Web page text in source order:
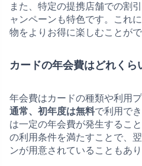
また、特定の提携店舗での割
ャンペーンも特色です。これ
物をよりお得に楽しむことがで
カードの年会費はどれくら
年会費はカードの種類や利用
通常、初年度は無料で利用で
は一定の年会費が発生するこ
の利用条件を満たすことで、
ンが用意されていることもあり